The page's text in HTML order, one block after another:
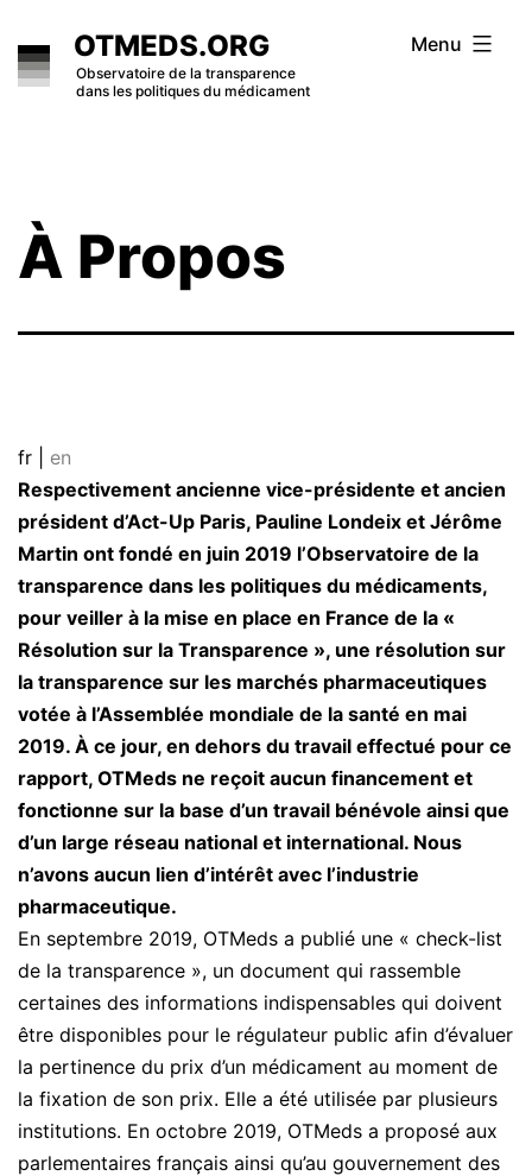
to
content
OTMEDS.ORG
Observatoire de la transparence
dans les politiques du médicament
Menu
À Propos
fr | en
Respectivement ancienne vice-présidente et ancien
président d’Act-Up Paris, Pauline Londeix et Jérôme
Martin ont fondé en juin 2019 l’Observatoire de la
transparence dans les politiques du médicaments,
pour veiller à la mise en place en France de la «
Résolution sur la Transparence », une résolution sur
la transparence sur les marchés pharmaceutiques
votée à l’Assemblée mondiale de la santé en mai
2019. À ce jour, en dehors du travail effectué pour ce
rapport, OTMeds ne reçoit aucun financement et
fonctionne sur la base d’un travail bénévole ainsi que
d’un large réseau national et international. Nous
n’avons aucun lien d’intérêt avec l’industrie
pharmaceutique.
En septembre 2019, OTMeds a publié une « check-list
de la transparence », un document qui rassemble
certaines des informations indispensables qui doivent
être disponibles pour le régulateur public afin d’évaluer
la pertinence du prix d’un médicament au moment de
la fixation de son prix. Elle a été utilisée par plusieurs
institutions. En octobre 2019, OTMeds a proposé aux
parlementaires français ainsi qu’au gouvernement des